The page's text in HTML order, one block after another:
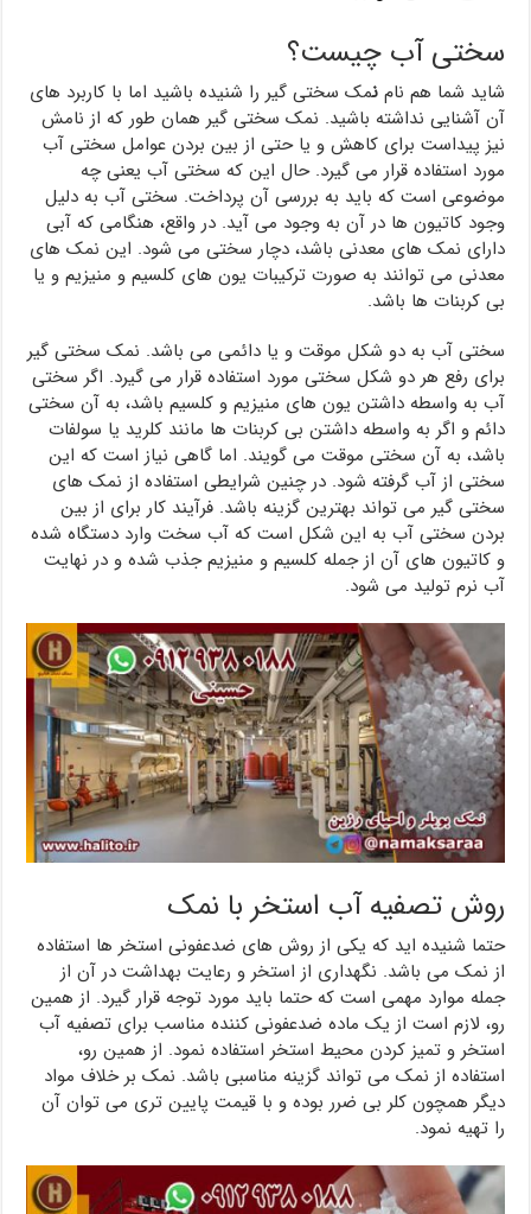
سختی آب چیست؟
شاید شما هم نامنمک سختی گیر را شنیده باشید اما با کاربرد های
آن آشنایی نداشته باشید. نمک سختی گیر همان طور که از نامش
نیز پیداست برای کاهش و یا حتی از بین بردن عوامل سختی آب
مورد استفاده قرار می گیرد. حال این که سختی آب یعنی چه
موضوعی است که باید به بررسی آن پرداخت. سختی آب به دلیل
وجود کاتیون ها در آن به وجود می آید. در واقع، هنگامی که آبی
دارای نمک های معدنی باشد، دچار سختی می شود. این نمک های
معدنی می توانند به صورت ترکیبات یون های کلسیم و منیزیم و یا
بی کربنات ها باشد.
سختی آب به دو شکل موقت و یا دائمی می باشد. نمک سختی گیر
برای رفع هر دو شکل سختی مورد استفاده قرار می گیرد. اگر سختی
آب به واسطه داشتن یون های منیزیم و کلسیم باشد، به آن سختی
دائم و اگر به واسطه داشتن بی کربنات ها مانند کلرید یا سولفات
باشد، به آن سختی موقت می گویند. اما گاهی نیاز است که این
سختی از آب گرفته شود. در چنین شرایطی استفاده از نمک های
سختی گیر می تواند بهترین گزینه باشد. فرآیند کار برای از بین
بردن سختی آب به این شکل است که آب سخت وارد دستگاه شده
و کاتیون های آن از جمله کلسیم و منیزیم جذب شده و در نهایت
آب نرم تولید می شود.
روش تصفیه آب استخر با نمک
حتما شنیده اید که یکی از روش های ضدعفونی استخر ها استفاده
از نمک می باشد. نگهداری از استخر و رعایت بهداشت در آن از
جمله موارد مهمی است که حتما باید مورد توجه قرار گیرد. از همین
رو، لازم است از یک ماده ضدعفونی کننده مناسب برای تصفیه آب
استخر و تمیز کردن محیط استخر استفاده نمود. از همین رو،
استفاده از نمک می تواند گزینه مناسبی باشد. نمک بر خلاف مواد
دیگر همچون کلر بی ضرر بوده و با قیمت پایین تری می توان آن
را تهیه نمود.